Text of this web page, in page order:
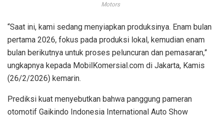
Motors
“Saat ini, kami sedang menyiapkan produksinya. Enam bulan
pertama 2026, fokus pada produksi lokal, kemudian enam
bulan berikutnya untuk proses peluncuran dan pemasaran,”
ungkapnya kepada MobilKomersial.com di Jakarta, Kamis
(26/2/2026) kemarin.
Prediksi kuat menyebutkan bahwa panggung pameran
otomotif Gaikindo Indonesia International Auto Show